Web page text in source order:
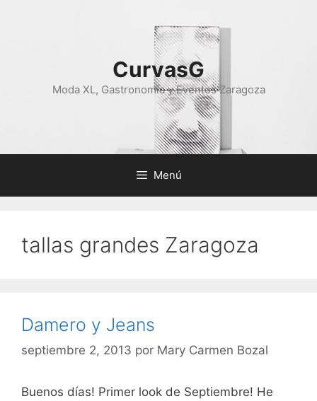
CurvasG
Moda XL, Gastronomía y Eventos Zaragoza
Menú
tallas grandes Zaragoza
Damero y Jeans
septiembre 2, 2013 por Mary Carmen Bozal
Buenos días! Primer look de Septiembre! He